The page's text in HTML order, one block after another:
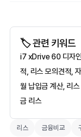
🏷️ 관련 키워드
i7 xDrive 60 디자
적, 리스 모의견적,
월 납입금 계산, 리
금 리스
리스 금융비교